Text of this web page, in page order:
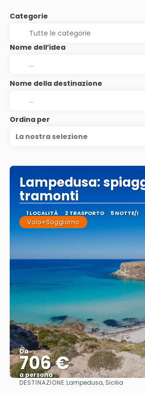
Categorie
Nome dell’idea
Nome della destinazione
Ordina per
La nostra selezione
Lampedusa:
tramonti
1 LOCALITÀ 2 TRASPORTO 5 NOTTE/I
Volo+Soggiorno
Da
706 €
a persona
Vedere
DESTINAZIONE:Lampedusa, Sicilia